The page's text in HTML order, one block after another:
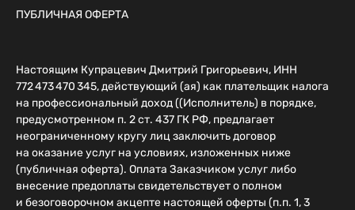
ПУБЛИЧНАЯ ОФЕРТА
Настоящим Купрацевич Дмитрий Григорьевич, ИНН
772 473 470 345, действующий (ая) как плательщик налога
на профессиональный доход ((Исполнитель) в порядке,
предусмотренном п. 2 ст. 437 ГК РФ, предлагает
неограниченному кругу лиц заключить договор
на оказание услуг на условиях, изложенных ниже
(публичная оферта). Оплата Заказчиком услуг либо
внесение предоплаты свидетельствует о полном
и безоговорочном акцепте настоящей оферты (п.п. 1, 3